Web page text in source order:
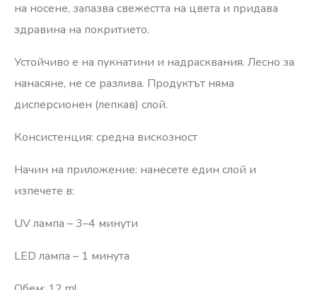
на носене, запазва свежестта на цвета и придава
здравина на покритието.
Устойчиво е на пукнатини и надрасквания. Лесно за
нанасяне, не се разлива. Продуктът няма
дисперсионен (лепкав) слой.
Консистенция: средна вискозност
Начин на приложение: нанесете един слой и
изпечете в:
UV лампа – 3–4 минути
LED лампа – 1 минута